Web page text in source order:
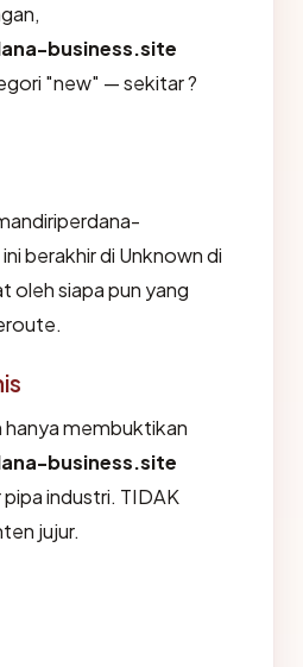
business.site
"new" — sekitar ?
berakhir di Unknown di
oleh siapa pun yang
hanya membuktikan
business.site
industri. TIDAK
jujur.